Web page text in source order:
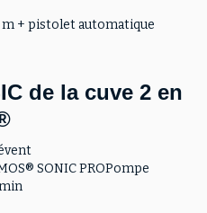
+ pistolet automatique
de la cuve 2 en
SONIC PROPompe